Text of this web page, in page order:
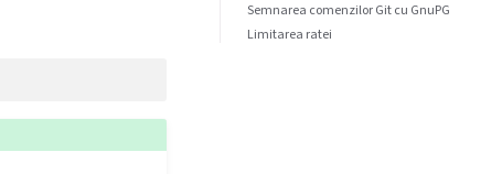
Semnarea comenzilor Git cu GnuPG
Limitarea ratei